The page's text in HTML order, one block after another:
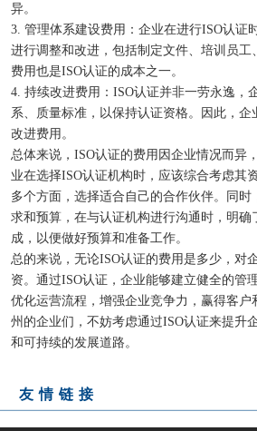
异。
3. 管理体系建设费用：企业在进行ISO认证
进行调整和改进，包括制定文件、培训员
费用也是ISO认证的成本之一。
4. 持续改进费用：ISO认证并非一劳永逸，
系、质量标准，以保持认证资格。因此，
改进费用。
总体来说，ISO认证的费用因企业情况而异
业在选择ISO认证机构时，应该综合考虑其
多个方面，选择适合自己的合作伙伴。同
求和预算，在与认证机构进行沟通时，明确
成，以便做好预算和准备工作。
总的来说，无论ISO认证的费用是多少，对
资。通过ISO认证，企业能够建立健全的管
优化运营流程，增强企业竞争力，赢得客
州的企业们，不妨考虑通过ISO认证来提升
和可持续的发展道路。
友情链接